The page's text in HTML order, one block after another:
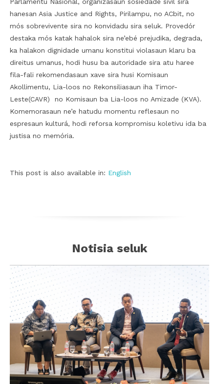
hanesan Asia Justice and Rights, Pirilampu, no ACbit, no
mós sobrevivente sira no konvidadu sira seluk. Provedór
destaka mós katak hahalok sira ne’ebé prejudika, degrada,
ka halakon dignidade umanu konstitui violasaun klaru ba
direitus umanus, hodi husu ba autoridade sira atu haree
fila-fali rekomendasaun xave sira husi Komisaun
Akollimentu, Lia-loos no Rekonsiliasaun iha Timor-
Leste(CAVR) no Komisaun ba Lia-loos no Amizade (KVA).
Komemorasaun ne’e hatudu momentu reflesaun no
espresaun kulturá, hodi reforsa kompromisu koletivu ida ba
justisa no memória.
This post is also available in: English
Notisia seluk